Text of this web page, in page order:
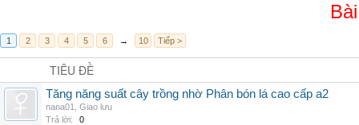
1 2 3 4 5 6 → 10 Tiếp >
TIÊU ĐỀ
Tăng năng suất cây trồng nhờ Phân bón lá cao cấp a2
nana01
Giao lưu
Trả lời:
0